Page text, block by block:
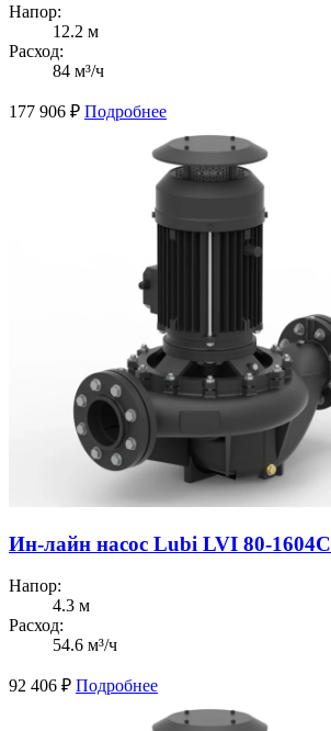
Напор:
12.2 м
Расход:
84 м³/ч
177 906 ₽ Подробнее
Ин-лайн насос Lubi LVI 80-1604C
Напор:
4.3 м
Расход:
54.6 м³/ч
92 406 ₽ Подробнее